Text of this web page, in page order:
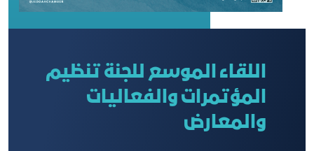
اللقاء الموسع للجنة تنظيم
المؤتمرات والفعاليات
والمعارض